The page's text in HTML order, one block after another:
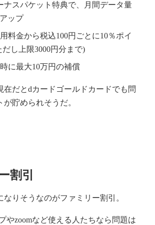
ナスパケット特典で、月間データ量
ップ
料金から税込100円ごとに10％ポイ
だし上限3000円分まで)
に最大10万円の補償
在だとdカードゴールドカードでも問
貯められそうだ。
割引
なりそうなのがファミリー割引。
やzoomなど使える人たちなら問題は